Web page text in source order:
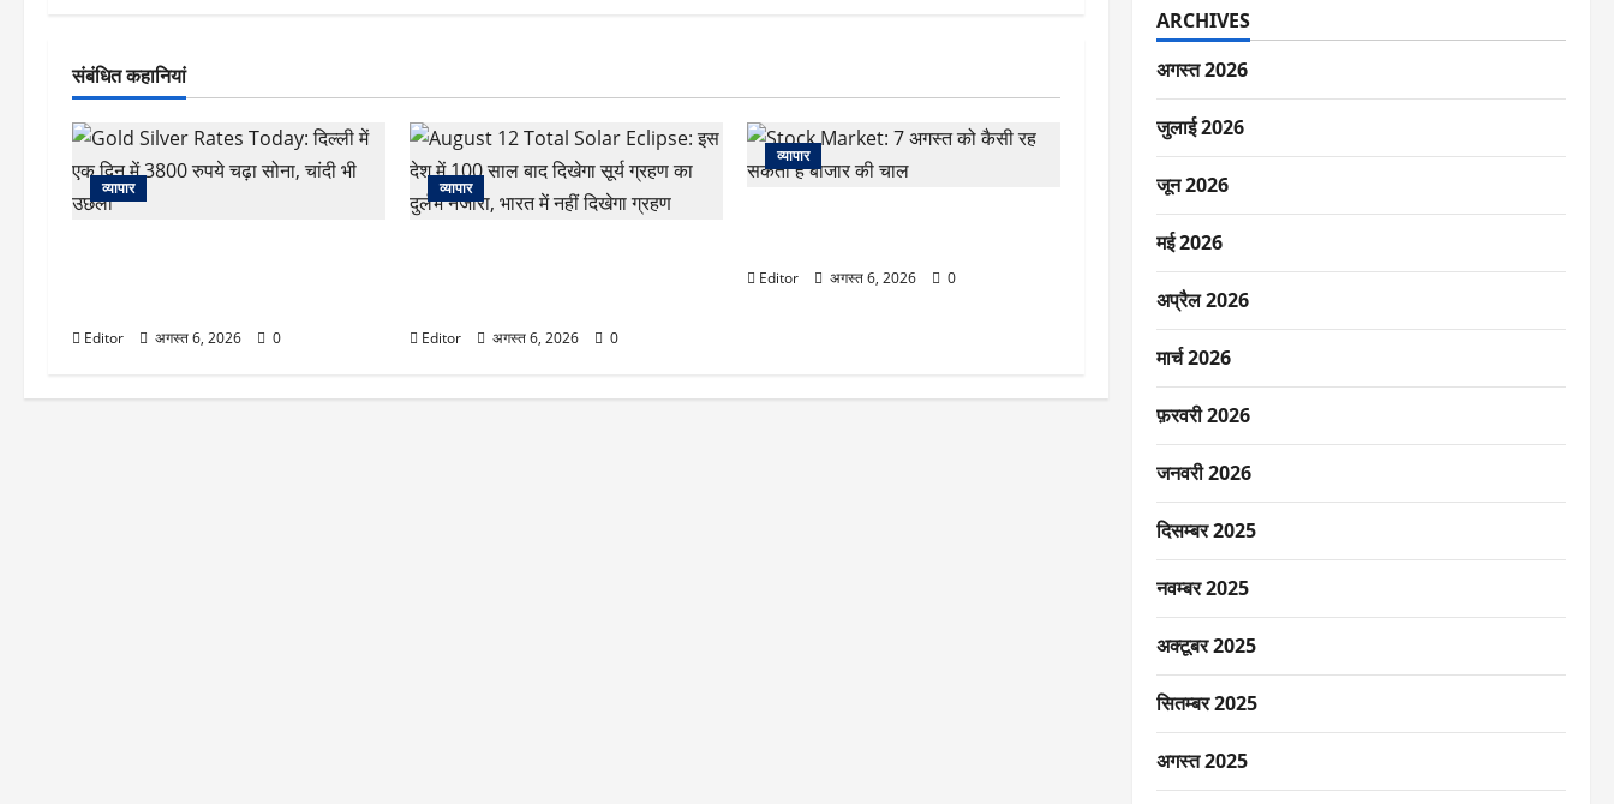
श
न
संबंधित कहानियां
व्यापार
Editor अगस्त 6, 2026 0
व्यापार
Editor अगस्त 6, 2026 0
व्यापार
Editor अगस्त 6, 2026 0
ARCHIVES
अगस्त 2026
जुलाई 2026
जून 2026
मई 2026
अप्रैल 2026
मार्च 2026
फ़रवरी 2026
जनवरी 2026
दिसम्बर 2025
नवम्बर 2025
अक्टूबर 2025
सितम्बर 2025
अगस्त 2025